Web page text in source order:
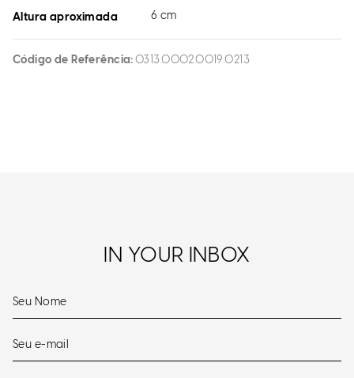
Altura aproximada 6 cm
Código de Referência 0313.0002.0019.0213
IN YOUR INBOX